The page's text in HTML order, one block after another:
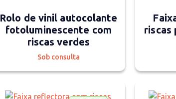
Rolo de vinil autocolante
fotoluminescente com
riscas verdes
Sob consulta
riscas